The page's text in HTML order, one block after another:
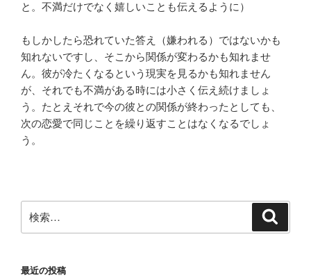
と。不満だけでなく嬉しいことも伝えるように）
もしかしたら恐れていた答え（嫌われる）ではないかも
知れないですし、そこから関係が変わるかも知れませ
ん。彼が冷たくなるという現実を見るかも知れません
が、それでも不満がある時には小さく伝え続けましょ
う。たとえそれで今の彼との関係が終わったとしても、
次の恋愛で同じことを繰り返すことはなくなるでしょ
う。
索:
最近の投稿